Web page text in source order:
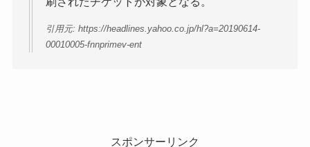
引用元: https://headlines.yahoo.co.jp/hl?a=20190614-
00010005-fnnprimev-ent
スポンサーリンク